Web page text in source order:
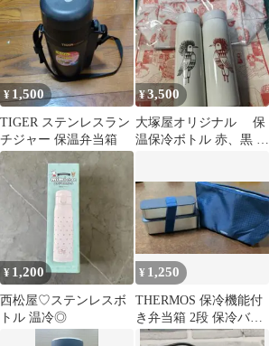
¥ 1,500
TIGER ステンレスラン
チジャー 保温弁当箱
¥3,500
大塚屋オリジナル 保
温保冷ボトル 赤、黒 保
¥ 1,200
西松屋♡ステンレスボ
トル 温冷◎
¥ 1,250
THERMOS 保冷機能付
き弁当箱 2段 保冷バッ
グ付き